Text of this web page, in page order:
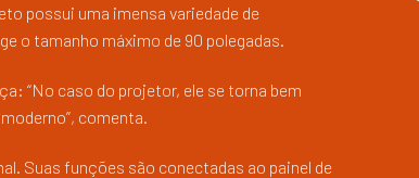
possui uma imensa variedade de
o tamanho máximo de 90 polegadas.
“No caso do projetor, ele se torna bem
comenta.
Suas funções são conectadas ao painel de